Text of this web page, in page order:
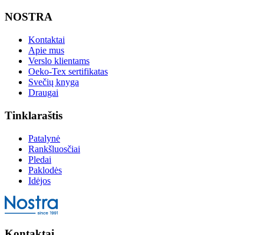
NOSTRA
Kontaktai
Apie mus
Verslo klientams
Oeko-Tex sertifikatas
Svečių knyga
Draugai
Tinklaraštis
Patalynė
Rankšluosčiai
Pledai
Paklodės
Idėjos